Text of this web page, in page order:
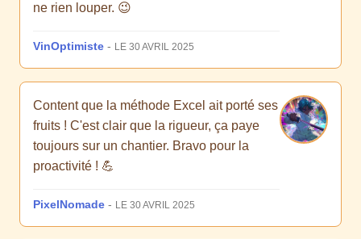
ne rien louper. 😉
VinOptimiste - LE 30 AVRIL 2025
Content que la méthode Excel ait porté ses
fruits ! C'est clair que la rigueur, ça paye
toujours sur un chantier. Bravo pour la
proactivité ! 💪
PixelNomade - LE 30 AVRIL 2025